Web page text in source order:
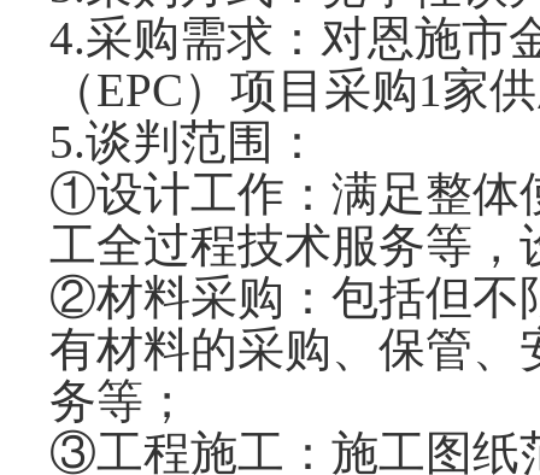
4.采购需求： 对恩施市
（EPC）项目采购1家
5.谈判范围：
①设计工作：满足整体
工全过程技术服务等
②材料采购 ：包括但
有材料的采购、保管
务等；
③工程施工：施工图纸